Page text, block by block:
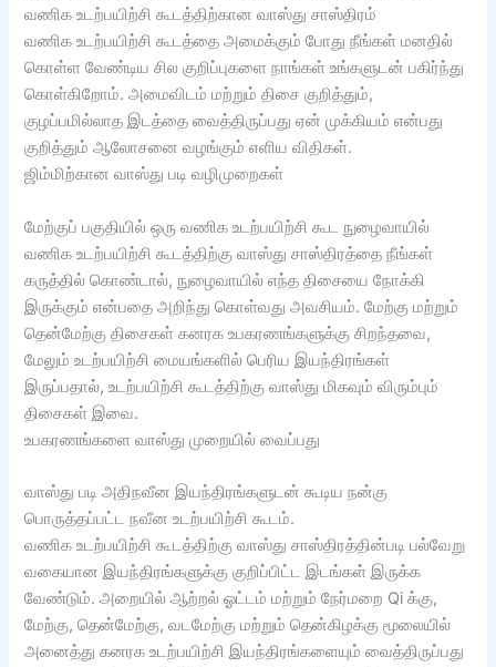
வணிக உடற்பயிற்சி கூடத்திற்கான வாஸ்து சாஸ்திரம்
வணிக உடற்பயிற்சி கூடத்தை அமைக்கும் போது நீங்கள் மனதில்
கொள்ள வேண்டிய சில குறிப்புகளை நாங்கள் உங்களுடன் பகிர்ந்து
கொள்கிறோம். அமைவிடம் மற்றும் திசை குறித்தும்,
குழப்பமில்லாத இடத்தை வைத்திருப்பது ஏன் முக்கியம் என்பது
குறித்தும் ஆலோசனை வழங்கும் எளிய விதிகள்.
ஜிம்மிற்கான வாஸ்து படி வழிமுறைகள்
மேற்குப் பகுதியில் ஒரு வணிக உடற்பயிற்சி கூட நுழைவாயில்
வணிக உடற்பயிற்சி கூடத்திற்கு வாஸ்து சாஸ்திரத்தை நீங்கள்
கருத்தில் கொண்டால், நுழைவாயில் எந்த திசையை நோக்கி
இருக்கும் என்பதை அறிந்து கொள்வது அவசியம். மேற்கு மற்றும்
தென்மேற்கு திசைகள் கனரக உபகரணங்களுக்கு சிறந்தவை,
மேலும் உடற்பயிற்சி மையங்களில் பெரிய இயந்திரங்கள்
இருப்பதால், உடற்பயிற்சி கூடத்திற்கு வாஸ்து மிகவும் விரும்பும்
திசைகள் இவை.
உபகரணங்களை வாஸ்து முறையில் வைப்பது
வாஸ்து படி அதிநவீன இயந்திரங்களுடன் கூடிய நன்கு
பொருத்தப்பட்ட நவீன உடற்பயிற்சி கூடம்.
வணிக உடற்பயிற்சி கூடத்திற்கு வாஸ்து சாஸ்திரத்தின்படி பல்வேறு
வகையான இயந்திரங்களுக்கு குறிப்பிட்ட இடங்கள் இருக்க
வேண்டும். அறையில் ஆற்றல் ஓட்டம் மற்றும் நேர்மறை Qi க்கு,
மேற்கு, தென்மேற்கு, வடமேற்கு மற்றும் தென்கிழக்கு மூலையில்
அனைத்து கனரக உடற்பயிற்சி இயந்திரங்களையும் வைத்திருப்பது